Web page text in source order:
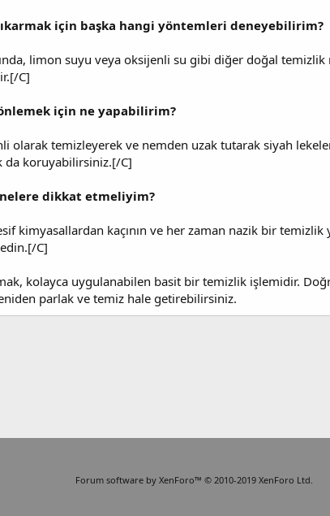
için başka hangi yöntemleri deneyebilirim?
limon suyu veya oksijenli su gibi diğer doğal
C]
için ne yapabilirim?
olarak temizleyerek ve nemden uzak tutarak siyah
da koruyabilirsiniz.[/C]
nelere dikkat etmeliyim?
kimyasallardan kaçının ve her zaman nazik bir
C]
kolayca uygulanabilen basit bir temizlik işlemidir.
parlak ve temiz hale getirebilirsiniz.
Forum software by XenForo™ © 2010-2019 XenForo Ltd.